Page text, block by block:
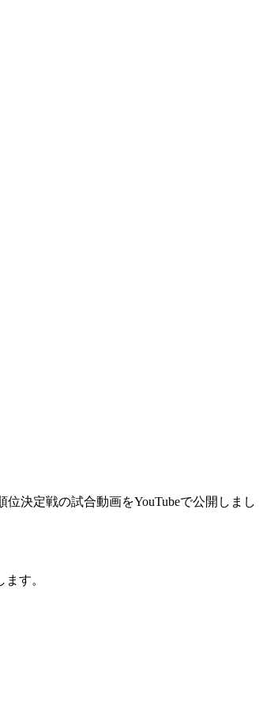
決定戦の試合動画をYouTubeで公開しまし
す。